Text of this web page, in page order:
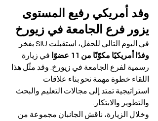
وفد أمريكي رفيع المستوى
يزور فرع الجامعة في زيورخ
في اليوم التالي للحفل، استقبلت SIU بفخر
وفدًا أمريكيًا مكوّنًا من 11 عضوًا
في زيارة
رسمية لفرع الجامعة في زيورخ. وقد مثّل هذا
اللقاء خطوة مهمة نحو بناء علاقات
استراتيجية تمتد إلى مجالات التعليم والبحث
والتطوير والابتكار.
وخلال الزيارة، ناقش الجانبان مجموعة من